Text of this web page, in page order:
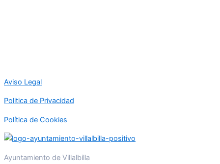
Aviso Legal
Politica de Privacidad
Política de Cookies
Ayuntamiento de Villalbilla